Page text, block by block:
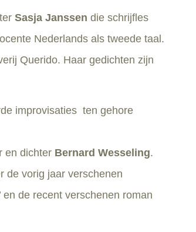
Sasja Janssen die schrijfles
Nederlands als tweede taal.
Querido. Haar gedichten zijn
improvisaties ten gehore
en dichter Bernard Wesseling.
de vorig jaar verschenen
en de recent verschenen roman